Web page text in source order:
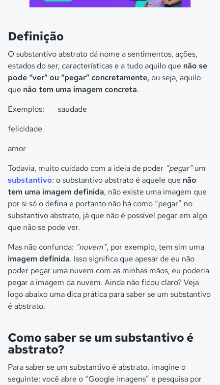
Definição
O substantivo abstrato dá nome a sentimentos, ações,
estados do ser, características e a tudo aquilo que não se
pode “ver” ou “pegar” concretamente, ou seja, aquilo
que não tem uma imagem concreta.
Exemplos: saudade
felicidade
amor
Todavia, muito cuidado com a ideia de poder “pegar”um
substantivo: o substantivo abstrato é aquele que não
tem uma imagem definida, não existe uma imagem que
por si só o defina e portanto não há como “pegar” no
substantivo abstrato, já que não é possível pegar em algo
que não se pode ver.
Mas não confunda: “nuvem”, por exemplo, tem sim uma
imagem definida. Isso significa que apesar de eu não
poder pegar uma nuvem com as minhas mãos, eu poderia
pegar a imagem da nuvem. Ainda não ficou claro? Veja
logo abaixo uma dica prática para saber se um substantivo
é abstrato.
Como saber se um substantivo é
abstrato?
Para saber se um substantivo é abstrato, imagine o
seguinte: você abre o “Google imagens” e pesquisa por